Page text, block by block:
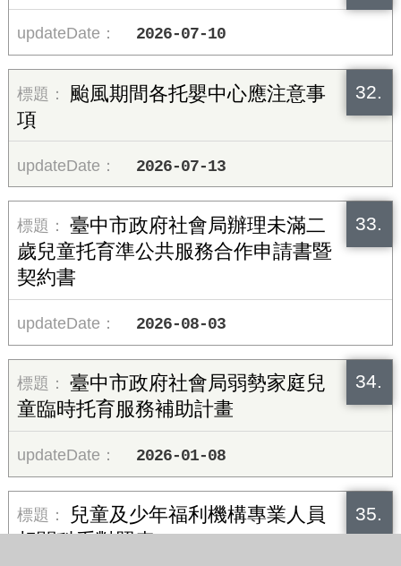
2026-07-10
32.
颱風期間各托嬰中心應注意事
項
2026-07-13
33.
臺中市政府社會局辦理未滿二
歲兒童托育準公共服務合作申請書暨
契約書
2026-08-03
34.
臺中市政府社會局弱勢家庭兒
童臨時托育服務補助計畫
2026-01-08
35.
兒童及少年福利機構專業人員
相關科系對照表